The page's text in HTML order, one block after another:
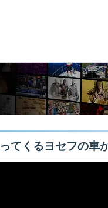
てくるヨセフの車